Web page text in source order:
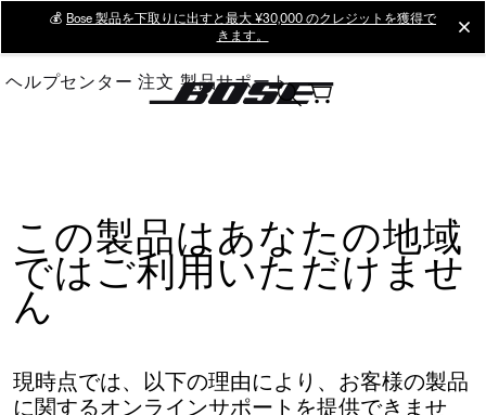
Main
💰 Bose 製品を下取りに出すと最大 ¥30,000 のクレジットを獲得で
きます。
ヘルプセンター 注文 製品サポート
この製品はあなたの地域
ではご利用いただけませ
ん
現時点では、以下の理由により、お客様の製品
に関するオンラインサポートを提供できませ